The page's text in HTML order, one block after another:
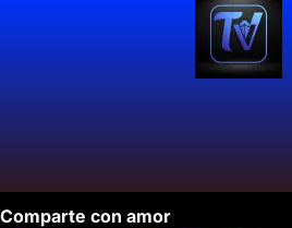
Comparte con amor